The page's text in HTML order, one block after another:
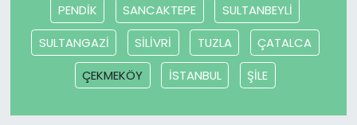
PENDİK
SANCAKTEPE
SULTANBEYLİ
SULTANGAZİ
SİLİVRİ TUZLA
ÇATALCA
ÇEKMEKÖY
İSTANBUL ŞİLE
YAŞAM
Yazarlar